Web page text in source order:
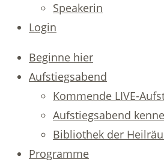
Speakerin
Login
Beginne hier
Aufstiegsabend
Kommende LIVE-
Aufstiegsabend
Bibliothek der
Programme